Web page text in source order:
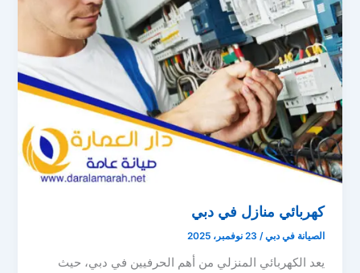
كهربائي منازل في دبي
الصيانة في دبي/ 23 نوفمبر، 2025
يعد الكهربائي المنزلي من أهم الحرفيين في دبي، حيث